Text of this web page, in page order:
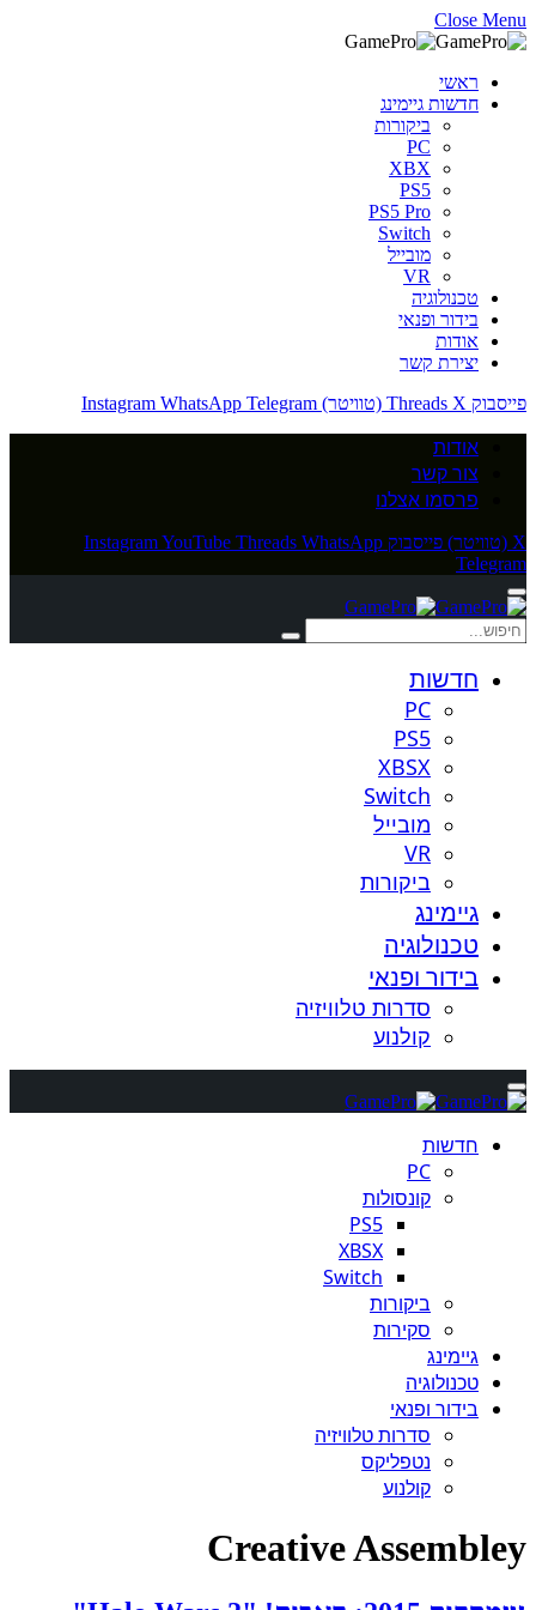
Close Menu
ראשי
חדשות גיימינג
ביקורות
PC
XBX
PS5
PS5 Pro
Switch
מובייל
VR
טכנולוגיה
בידור ופנאי
אודות
יצירת קשר
פייסבוק
Threads X (טוויטר) Instagram WhatsApp Telegram
אודות
צור קשר
פרסמו אצלנו
X (טוויטר) פייסבוק InstagramYouTube Threads WhatsApp
Telegram
חדשות
PC
PS5
XBSX
Switch
מובייל
VR
ביקורות
גיימינג
טכנולוגיה
בידור ופנאי
סדרות טלוויזיה
קולנוע
חדשות
PC
קונסולות
PS5
XBSX
Switch
ביקורות
סקירות
גיימינג
טכנולוגיה
בידור ופנאי
סדרות טלוויזיה
נטפליקס
קולנוע
Creative Assembley